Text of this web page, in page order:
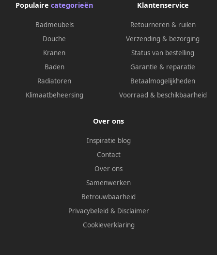
Populaire categorieën
Badmeubels
Douche
Kranen
Baden
Radiatoren
Klimaatbeheersing
Klantenservice
Retourneren & ruilen
Verzending & bezorging
Status van bestelling
Garantie & reparatie
Betaalmogelijkheden
Voorraad & beschikbaarheid
Over ons
Inspiratie blog
Contact
Over ons
Samenwerken
Betrouwbaarheid
Privacybeleid & Disclaimer
Cookieverklaring